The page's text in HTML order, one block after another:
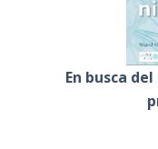
En busca